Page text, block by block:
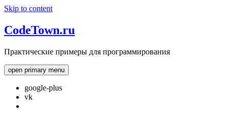
Skip to content
CodeTown.ru
Практические примеры для программирования
open primary menu
google-plus
vk